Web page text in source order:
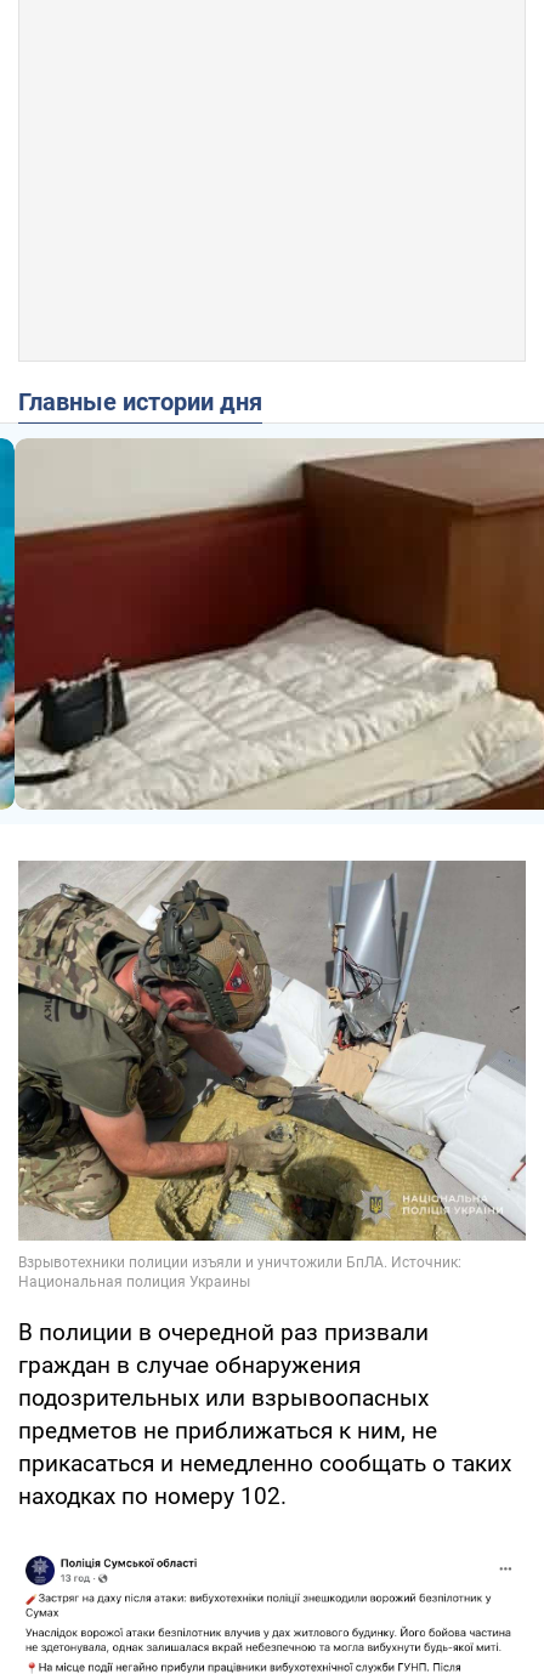
Главные истории дня
В полиции в очередной раз призвали
граждан в случае обнаружения
подозрительных или взрывоопасных
предметов не приближаться к ним, не
прикасаться и немедленно сообщать о таких
находках по номеру 102.